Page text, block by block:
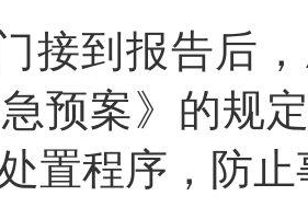
接到报告后
预案》的规
置程序，防